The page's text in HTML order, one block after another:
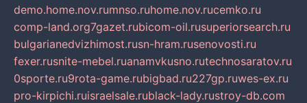
demo.home.nov.rumnso.ruhome.nov.rucemko.ru
comp-land.org7gazet.rubicom-oil.rusuperiorsearch.ru
bulgarianedvizhimost.rusn-hram.rusenovosti.ru
fexer.rusnite-mebel.ruanamvkusno.rutechnosaratov.ru
0sporte.ru9rota-game.rubigbad.ru227gp.ruwes-ex.ru
pro-kirpichi.ruisraelsale.rublack-lady.rustroy-db.com